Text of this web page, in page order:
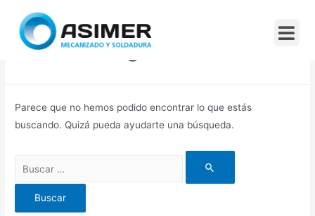
Sin Categoría
Parece que no hemos podido encontrar lo que estás
buscando. Quizá pueda ayudarte una búsqueda.